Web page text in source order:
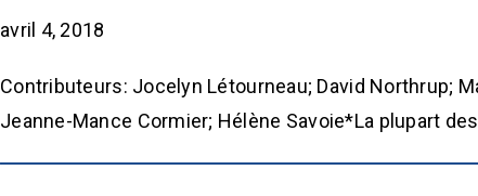
avril 4, 2018
Contributeurs: Jocelyn Létourneau; David Northrup;
Jeanne-Mance Cormier; Hélène Savoie*La plupart